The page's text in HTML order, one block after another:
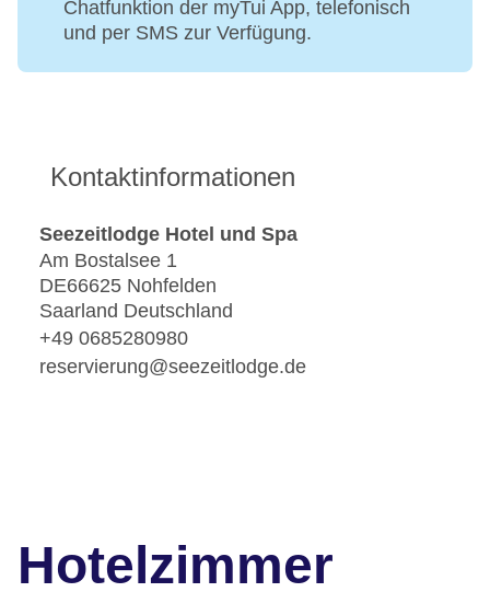
Chatfunktion der myTui App, telefonisch
und per SMS zur Verfügung.
Kontaktinformationen
Seezeitlodge Hotel und Spa
Am Bostalsee 1
DE66625 Nohfelden
Saarland Deutschland
+49 0685280980
reservierung@seezeitlodge.de
Hotelzimmer